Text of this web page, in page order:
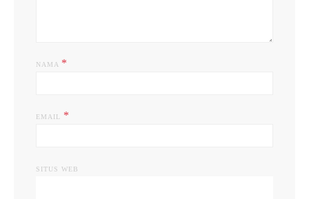
NAMA *
EMAIL *
SITUS WEB